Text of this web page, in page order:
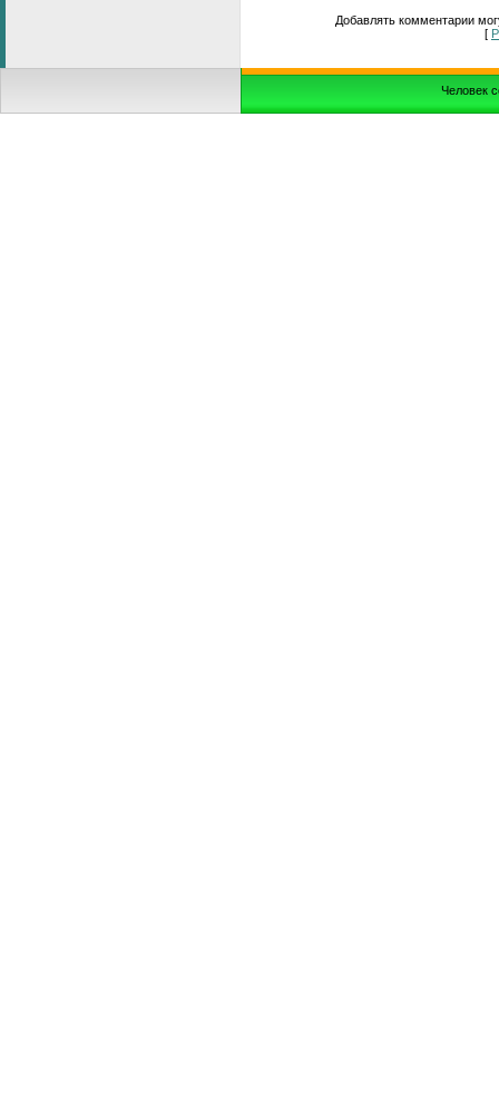
Добавлять комментарии
[
Человек